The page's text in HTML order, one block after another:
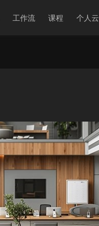
工作流 课程 个人云